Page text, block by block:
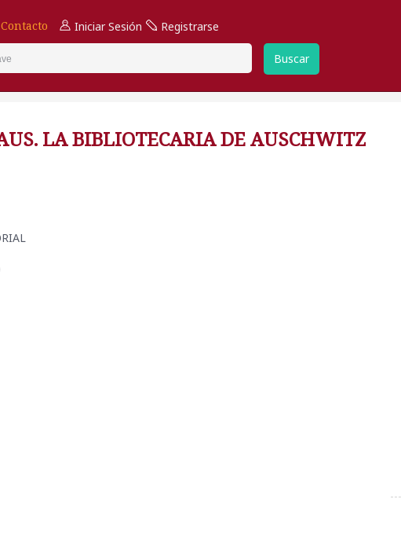
Contacto Iniciar Sesión Registrarse
Buscar
LA BIBLIOTECARIA DE AUSCHWITZ